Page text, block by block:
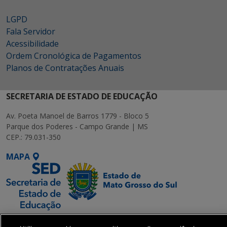
LGPD
Fala Servidor
Acessibilidade
Ordem Cronológica de Pagamentos
Planos de Contratações Anuais
SECRETARIA DE ESTADO DE EDUCAÇÃO
Av. Poeta Manoel de Barros 1779 - Bloco 5
Parque dos Poderes - Campo Grande | MS
CEP.: 79.031-350
MAPA